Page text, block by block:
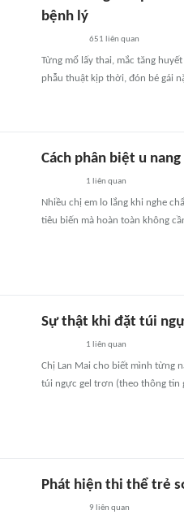
bệnh lý
651 liên quan
Từng mổ lấy thai, mắc tăng
phẫu thuật kịp thời, đón bé gái
Cách phân biệt u
1 liên quan
Nhiều chị em lo lắng khi nghe
tiêu biến mà hoàn toàn không
Sự thật khi đặt túi
1 liên quan
Chị Lan Mai cho biết mình từng
túi ngực gel trơn (theo thông tin
Phát hiện thi thể trẻ
9 liên quan